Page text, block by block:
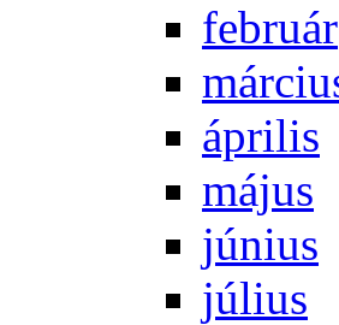
feb­ru­ár
áp­ri­lis
má­jus
jú­ni­us
jú­li­us